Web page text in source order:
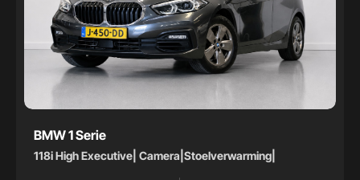
BMW 1 Serie
118i High Executive| Camera|Stoelverwarming|